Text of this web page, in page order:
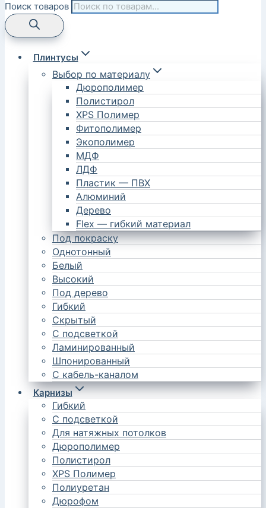
Поиск товаров
Плинтусы
Выбор по материалу
Дюрополимер
Полистирол
XPS Полимер
Фитополимер
Экополимер
МДФ
ЛДФ
Пластик — ПВХ
Алюминий
Дерево
Flex — гибкий материал
Под покраску
Однотонный
Белый
Высокий
Под дерево
Гибкий
Скрытый
С подсветкой
Ламинированный
Шпонированный
С кабель-каналом
Карнизы
Гибкий
С подсветкой
Для натяжных потолков
Дюрополимер
Полистирол
XPS Полимер
Полиуретан
Дюрофом